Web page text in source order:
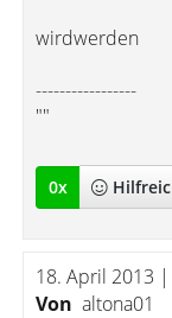
wirdwerden
-----------------
""
0x
18. April 2013 |
Von altona01